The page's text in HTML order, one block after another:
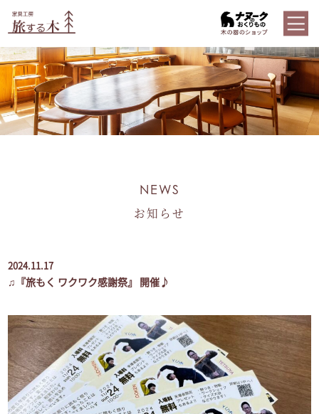
NEWS
お知らせ
2024.11.17
♫『旅もく ワクワク感謝祭』 開催♪